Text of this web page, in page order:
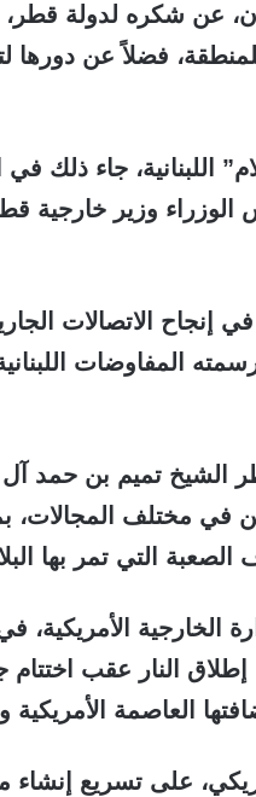
عن شكره لدولة قطر،
فضلاً عن دورها
اللبنانية، جاء ذلك
الوزراء وزير خارجية
إنجاح الاتصالات
المفاوضات اللبنانية
الشيخ تميم بن حمد آل
في مختلف المجالات،
التي تمر بها
الخارجية الأمريكية،
النار عقب اختتام
العاصمة
على تسريع إنشاء